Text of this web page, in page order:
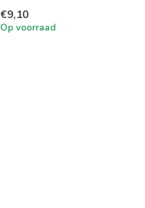
€9,10
Op voorraad